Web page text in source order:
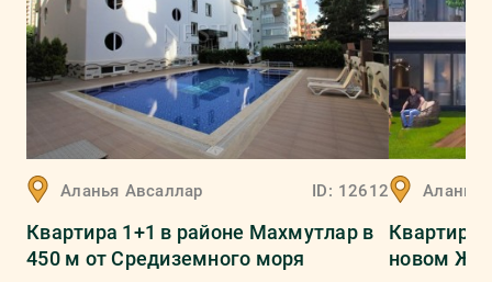
Аланья Авсаллар ID: 12612
Квартира 1+1 в районе Махмутлар в
450 м от Средиземного моря
Аланья
Квартира
новом ЖК